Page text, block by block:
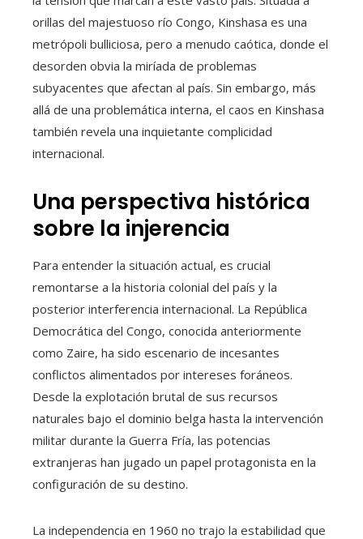
orillas del majestuoso río Congo, Kinshasa es una
metrópoli bulliciosa, pero a menudo caótica, donde el
desorden obvia la miríada de problemas
subyacentes que afectan al país. Sin embargo, más
allá de una problemática interna, el caos en Kinshasa
también revela una inquietante complicidad
internacional.
Una perspectiva histórica
sobre la injerencia
Para entender la situación actual, es crucial
remontarse a la historia colonial del país y la
posterior interferencia internacional. La República
Democrática del Congo, conocida anteriormente
como Zaire, ha sido escenario de incesantes
conflictos alimentados por intereses foráneos.
Desde la explotación brutal de sus recursos
naturales bajo el dominio belga hasta la intervención
militar durante la Guerra Fría, las potencias
extranjeras han jugado un papel protagonista en la
configuración de su destino.
La independencia en 1960 no trajo la estabilidad que